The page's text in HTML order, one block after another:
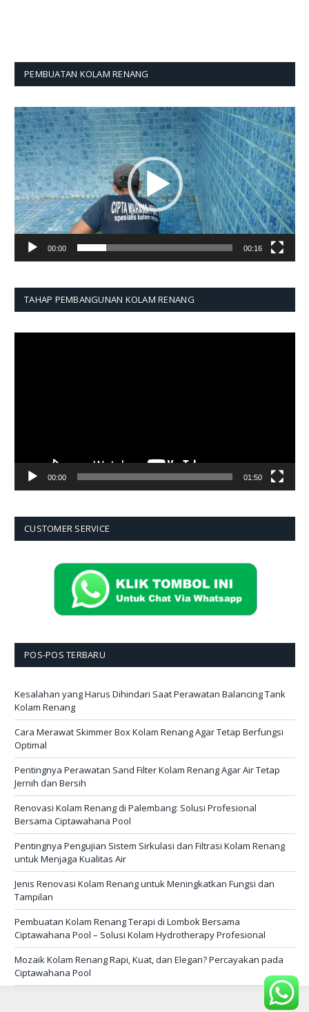
PEMBUATAN KOLAM RENANG
Pemutar
Video
00:00 00:16
TAHAP PEMBANGUNAN KOLAM RENANG
00:00 01:50
CUSTOMER SERVICE
POS-POS TERBARU
Kesalahan yang Harus Dihindari Saat Perawatan Balancing Tank
Kolam Renang
Cara Merawat Skimmer Box Kolam Renang Agar Tetap Berfungsi
Optimal
Pentingnya Perawatan Sand Filter Kolam Renang Agar Air Tetap
Jernih dan Bersih
Renovasi Kolam Renang di Palembang: Solusi Profesional
Bersama Ciptawahana Pool
Pentingnya Pengujian Sistem Sirkulasi dan Filtrasi Kolam Renang
untuk Menjaga Kualitas Air
Jenis Renovasi Kolam Renang untuk Meningkatkan Fungsi dan
Tampilan
Pembuatan Kolam Renang Terapi di Lombok Bersama
Ciptawahana Pool – Solusi Kolam Hydrotherapy Profesional
Mozaik Kolam Renang Rapi, Kuat, dan Elegan? Percayakan pada
Ciptawahana Pool